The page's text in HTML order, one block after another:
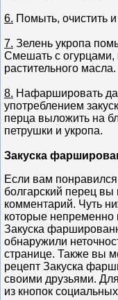
6. Помыть, очистить
7. Зелень укропа
Смешать с огурцами,
растительного масла.
8. Нафаршировать
употреблением
перца выложить на
петрушки и укропа.
Закуска
Если вам
болгарский перец вы
комментарий. Чуть
которые непременно
Закуска
обнаружили
странице. Также вы
рецепт Закуска
своими друзьями. Для
из кнопок